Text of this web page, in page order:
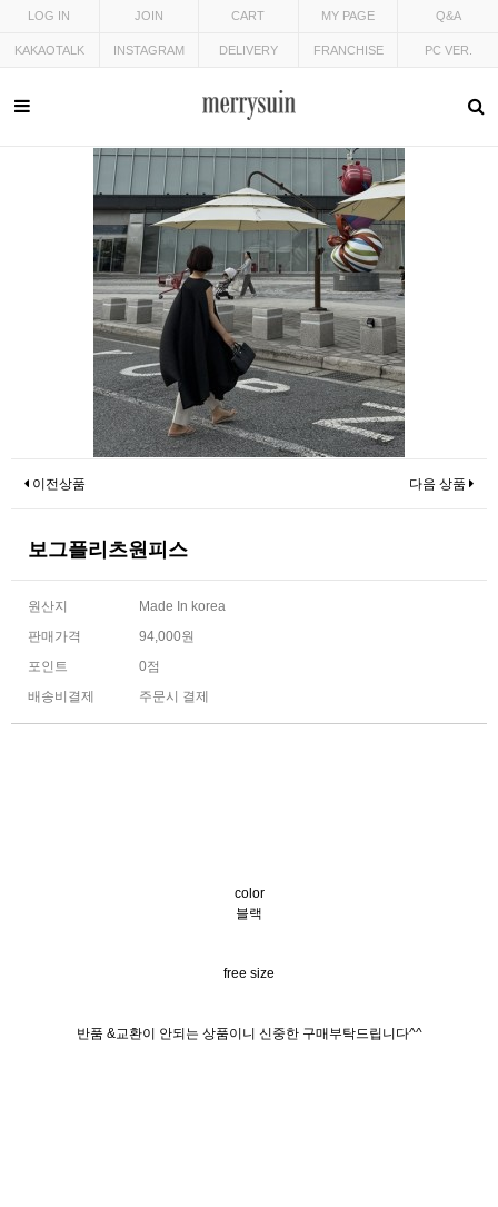
LOG IN JOIN CART MY PAGE Q&A
KAKAOTALK INSTAGRAM DELIVERY FRANCHISE PC VER.
이전상품 다음 상품
보그플리츠원피스
원산지
Made In korea
판매가격
94,000원
포인트
0점
배송비결제
주문시 결제
color
블랙
free size
반품 &교환이 안되는 상품이니 신중한 구매부탁드립니다^^